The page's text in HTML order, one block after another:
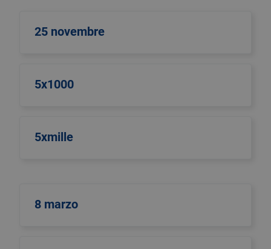
25 novembre
5x1000
5xmille
8 marzo